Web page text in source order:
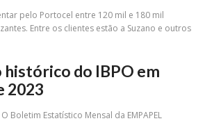
pelo Portocel entre 120 mil e 180 mil
Entre os clientes estão a Suzano e outros
do IBPO em
2023
Boletim Estatístico Mensal da EMPAPEL